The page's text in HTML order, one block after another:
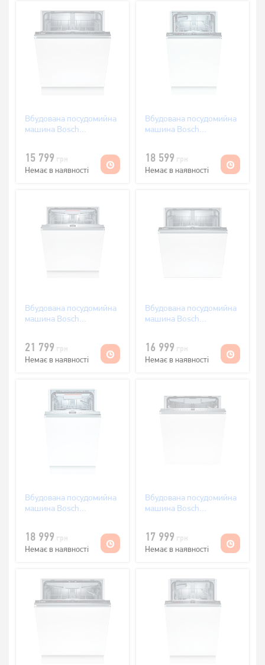
Вбудована посудомийна
машина Bosch
15 799
Немає в наявності
Вбудована посудомийна
машина Bosch
18 599
Немає в наявності
Вбудована посудомийна
машина Bosch
21 799
Немає в наявності
Вбудована посудомийна
машина Bosch
16 999
Немає в наявності
Вбудована посудомийна
машина Bosch
18 999
Немає в наявності
Вбудована посудомийна
машина Bosch
17 999
Немає в наявності